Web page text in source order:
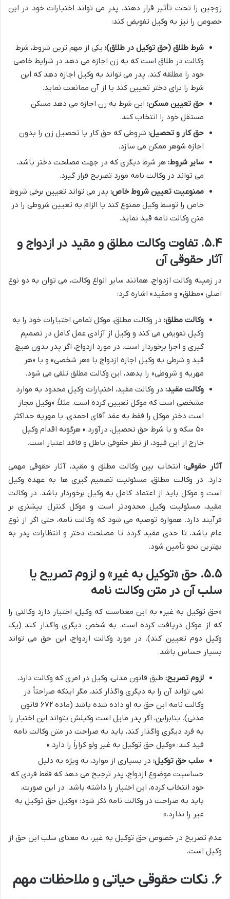
زوجین را تحت تأثیر قرار دهند. پدر می تواند اختیارات خود در این
خصوص را نیز به وکیل تفویض کند:
شرط طلاق (حق توکیل در طلاق): یکی از مهم ترین شروط، شرط
وکالت در طلاق است که به زن اجازه می دهد در شرایط خاصی
خود را مطلقه کند. پدر می تواند به وکیل اجازه دهد که این
شرط را برای دختر تعیین کند یا از آن ممانعت نماید.
حق تعیین مسکن: این شرط به زن اجازه می دهد مسکن
مستقل خود را انتخاب کند.
حق کار و تحصیل: شروطی که حق کار یا تحصیل زن را بدون
اجازه شوهر ممکن می سازد.
سایر شروط: هر شرط دیگری که در جهت مصلحت دختر باشد،
می تواند در وکالت نامه مورد تصریح قرار گیرد.
ممنوعیت تعیین شروط خاص: پدر می تواند تعیین برخی شروط
خاص را توسط وکیل ممنوع کند یا الزام به تعیین شروطی را در
متن وکالت نامه قید نماید.
۵.۴. تفاوت وکالت مطلق و مقید در ازدواج و
آثار حقوقی آن
در زمینه وکالت ازدواج، همانند سایر انواع وکالت، می توان به دو نوع
اصلی «مطلق» و «مقید» اشاره کرد:
وکالت مطلق: در وکالت مطلق، موکل تمامی اختیارات خود را به
وکیل تفویض می کند و وکیل از آزادی عمل کامل در تصمیم
گیری و اجرا برخوردار است. در مورد ازدواج، اگر پدر بدون هیچ
قید و شرطی به وکیل اجازه ازدواج با «هر شخصی» و با «هر
مهریه و شروطی» را بدهد، این وکالت مطلق تلقی می شود.
وکالت مقید: در وکالت مقید، اختیارات وکیل محدود به موارد
مشخصی است که موکل تعیین کرده است. مثلاً: «وکیل مجاز
است دختر موکل را فقط به عقد آقای احمدی، با مهریه حداکثر
۵۰ سکه و با شرط حق تحصیل، درآورد.» هرگونه اقدام وکیل
خارج از این قیود، از نظر حقوقی باطل و فاقد اعتبار است.
آثار حقوقی: انتخاب بین وکالت مطلق و مقید، آثار حقوقی مهمی
دارد. در وکالت مطلق، مسئولیت تصمیم گیری ها به عهده وکیل
است و موکل باید از اعتماد کامل به وکیل برخوردار باشد. در وکالت
مقید، مسئولیت وکیل محدودتر است و موکل کنترل بیشتری بر
فرآیند دارد. همواره توصیه می شود که وکالت نامه، حتی اگر از نوع
عام باشد، تا حدی مقید گردد تا مصلحت دختر و انتظارات پدر به
بهترین نحو تأمین شود.
۵.۵. حق «توکیل به غیر» و لزوم تصریح یا
سلب آن در متن وکالت نامه
«حق توکیل به غیر» به این معناست که وکیل، اختیار دارد وکالتی را
که از موکل دریافت کرده است، به شخص دیگری واگذار کند (یک
وکیل دوم تعیین کند). در مورد وکالت ازدواج، این حق می تواند
بسیار حساس باشد.
لزوم تصریح: طبق قانون مدنی، وکیل در امری که وکالت دارد،
نمی تواند آن را به دیگری واگذار کند، مگر اینکه صراحتاً در
وکالت نامه این حق به او داده شده باشد (ماده ۶۷۲ قانون
مدنی). بنابراین، اگر پدر مایل است وکیلش بتواند این اختیار را
به فرد دیگری واگذار کند، باید به صراحت در متن وکالت نامه
قید کند: «وکیل حق توکیل به غیر ولو کراراً را دارد.»
سلب حق توکیل: در بسیاری از موارد، به ویژه به دلیل
حساسیت موضوع ازدواج، پدر ترجیح می دهد که فقط فردی که
خود انتخاب کرده، این اختیار را داشته باشد. در این صورت،
باید به صراحت در وکالت نامه ذکر شود: «وکیل حق توکیل به
غیر را ندارد.»
عدم تصریح در خصوص حق توکیل به غیر، به معنای سلب این حق از
وکیل است.
۶. نکات حقوقی حیاتی و ملاحظات مهم